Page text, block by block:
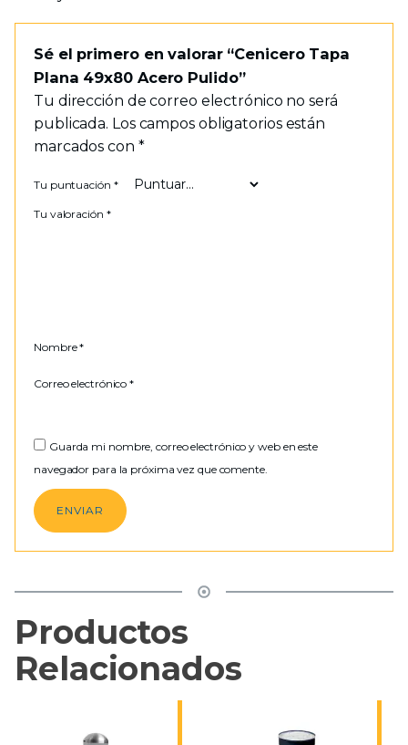
Sé el primero en valorar “Cenicero Tapa
Plana 49x80 Acero Pulido”
Tu dirección de correo electrónico no será
publicada. Los campos obligatorios están
marcados con *
Tu puntuación *
Tu valoración *
Nombre*
Correo electrónico*
Guarda mi nombre, correo electrónico y web en este
navegador para la próxima vez que comente.
Productos
Relacionados